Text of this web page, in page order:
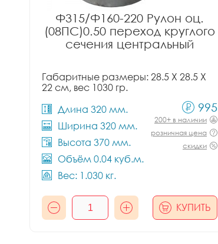
Ф315/Ф160-220 Рулон оц.
(08ПС)0.50 переход круглого
сечения центральный
Габаритные размеры: 28.5 X 28.5 X
22 см, вес 1030 гр.
Длина 320 мм.
Ширина 320 мм.
Высота 370 мм.
Объём 0.04 куб.м.
Вес: 1.030 кг.
995
200+ в наличии
розничная цена
скидки
КУПИТЬ